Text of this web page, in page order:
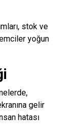
stok ve
yoğun
gelir
hatası